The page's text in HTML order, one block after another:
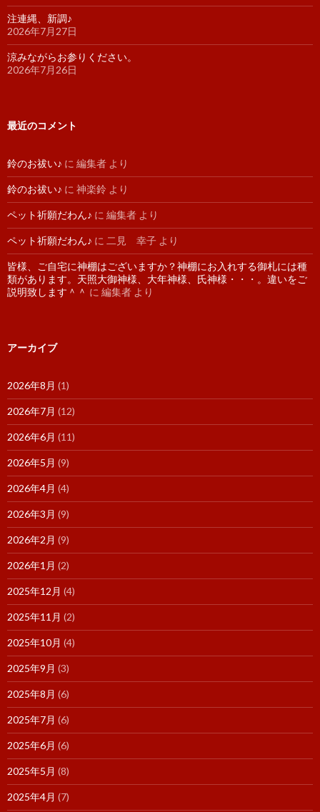
注連縄、新調♪
2026年7月27日
涼みながらお参りください。
2026年7月26日
最近のコメント
鈴のお祓い♪ に 編集者 より
鈴のお祓い♪ に 神楽鈴 より
ペット祈願だわん♪ に 編集者 より
ペット祈願だわん♪ に 二見 幸子 より
皆様、ご自宅に神棚はございますか？神棚にお入れする御札には種
類があります。天照大御神様、大年神様、氏神様・・・。違いをご
説明致します＾＾ に 編集者 より
アーカイブ
2026年8月 (1)
2026年7月 (12)
2026年6月 (11)
2026年5月 (9)
2026年4月 (4)
2026年3月 (9)
2026年2月 (9)
2026年1月 (2)
2025年12月 (4)
2025年11月 (2)
2025年10月 (4)
2025年9月 (3)
2025年8月 (6)
2025年7月 (6)
2025年6月 (6)
2025年5月 (8)
2025年4月 (7)